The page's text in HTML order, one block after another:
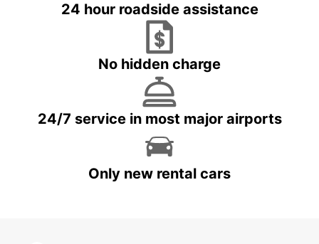
24 hour roadside assistance
No hidden charge
24/7 service in most major airports
Only new rental cars